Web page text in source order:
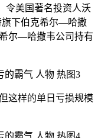
令美国著名投资人沃
旗下伯克希尔—哈撒
尔—哈撒韦公司持有
样的单日亏损规模